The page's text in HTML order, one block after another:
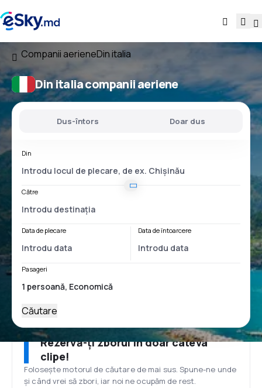
Companii aerieneDin italia
Din italia companii aeriene
Dus-întors Doar dus
Din
Către
Data de plecare Data de întoarcere
Pasageri
Căutare
Rezervă-ți zborul în doar câteva
clipe!
Folosește motorul de căutare de mai sus. Spune-ne unde
și când vrei să zbori, iar noi ne ocupăm de rest.